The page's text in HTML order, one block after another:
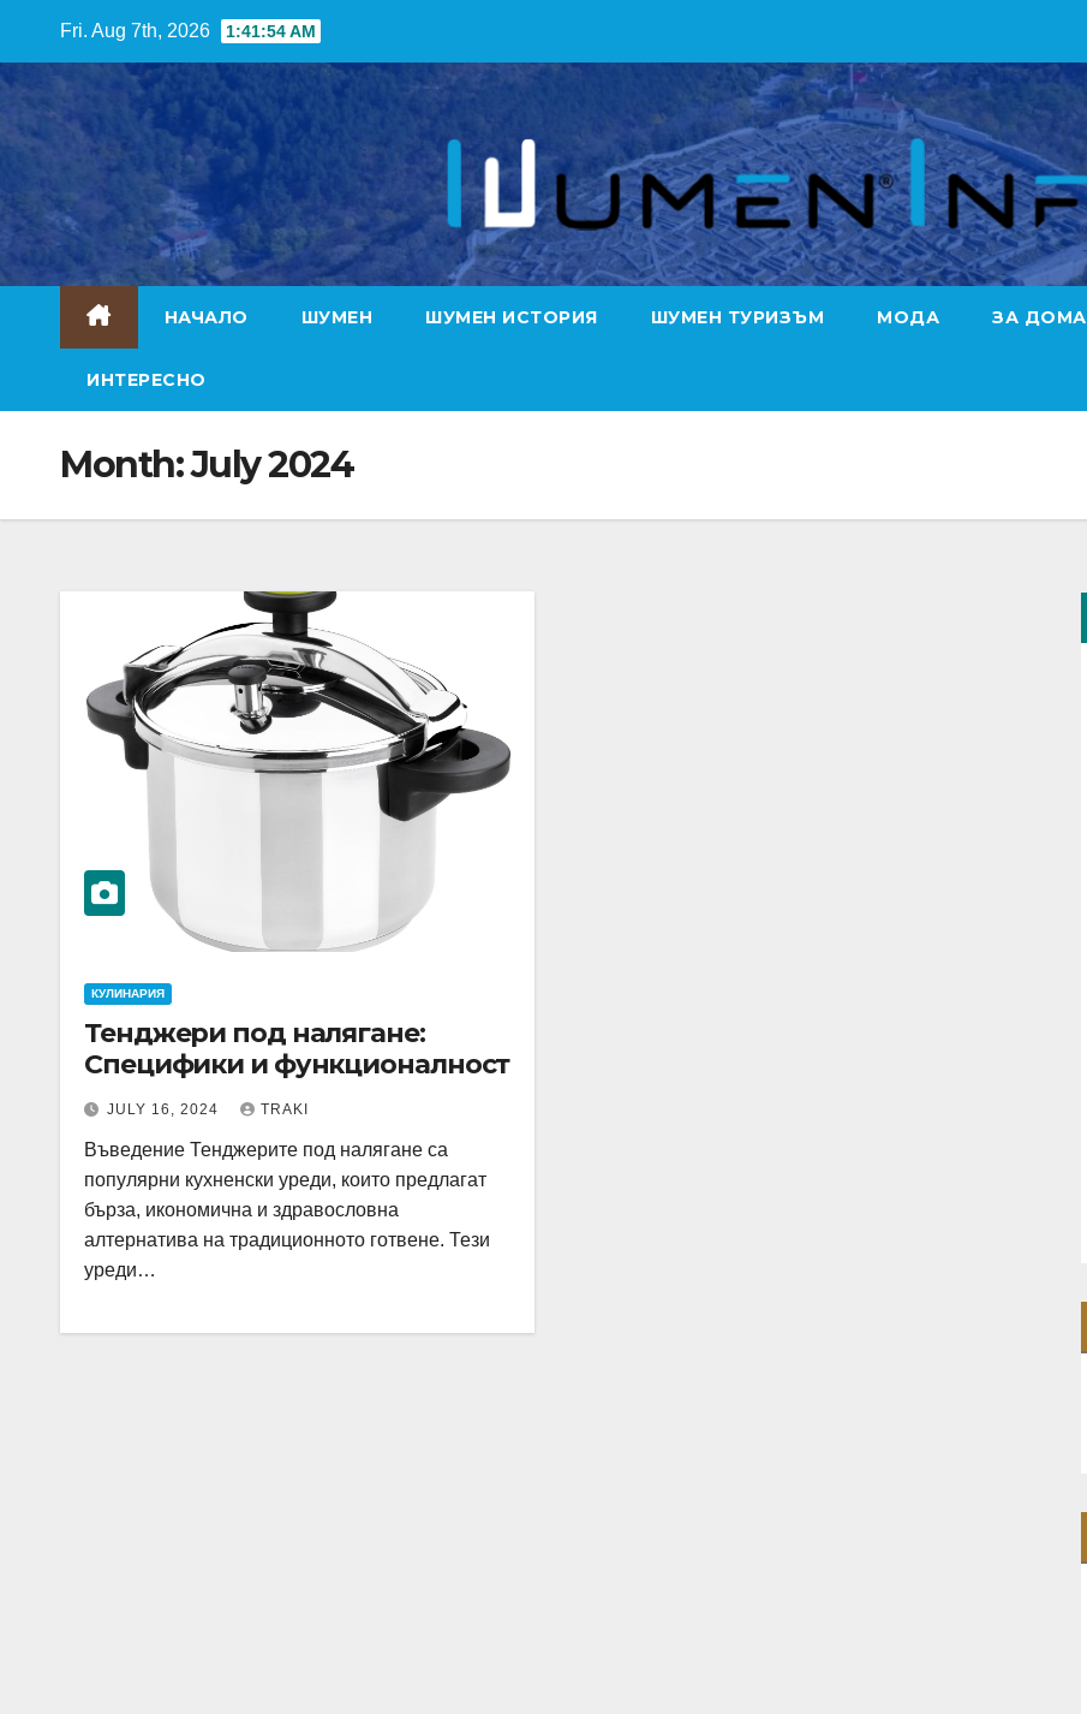
content
Fri. Aug 7th, 2026 1:41:55 AM
НАЧАЛО ШУМЕН ШУМЕН ИСТОРИЯ ШУМЕН ТУРИЗЪМ МОДА ЗА ДОМА
ИНТЕРЕСНО
Month:July 2024
КУЛИНАРИЯ
Тенджери под налягане:
Специфики и функционалност
JULY 16, 2024 TRAKI
Въведение Тенджерите под налягане са
популярни кухненски уреди, които предлагат
бърза, икономична и здравословна
алтернатива на традиционното готвене. Тези
уреди…